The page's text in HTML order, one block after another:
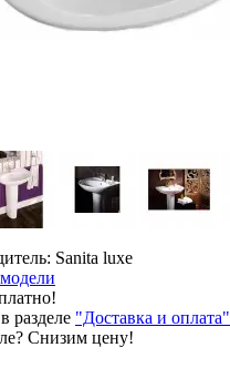
Sanita luxe
разделе "Доставка и оплата"
Снизим цену!